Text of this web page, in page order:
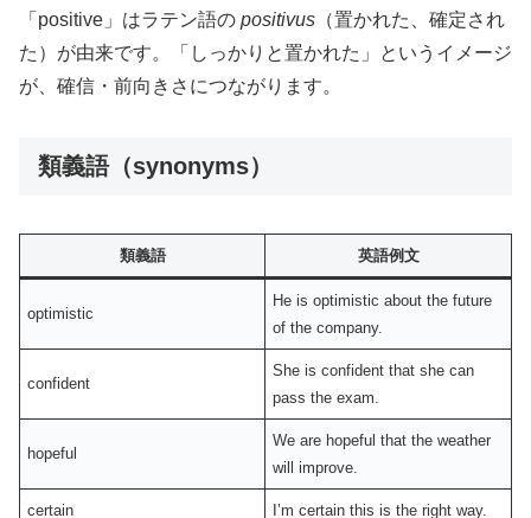
「positive」はラテン語の positivus （置かれた、確定され
た）が由来です。「しっかりと置かれた」というイメージ
が、確信・前向きさにつながります。
類義語（synonyms）
類義語 英語例文
optimistic
He is optimistic about the future
of the company.
confident
She is confident that she can
pass the exam.
hopeful
We are hopeful that the weather
will improve.
certain I’m certain this is the right way.